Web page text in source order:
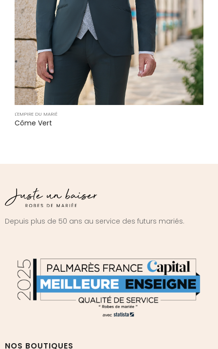
L'EMPIRE DU MARIÉ
Côme Vert
Depuis plus de 50 ans au service des futurs mariés.
NOS BOUTIQUES